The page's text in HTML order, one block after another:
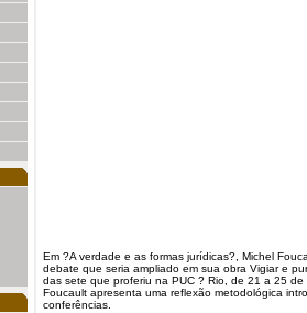
Em ?A verdade e as formas jurídicas?, Michel
debate que seria ampliado em sua obra Vigiar e
das sete que proferiu na PUC ? Rio, de 21 a 25
Foucault apresenta uma reflexão metodológica
conferências.